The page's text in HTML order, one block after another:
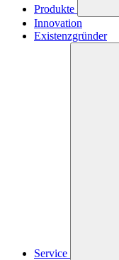
Produkte
Innovation
Existenzgründer
Service